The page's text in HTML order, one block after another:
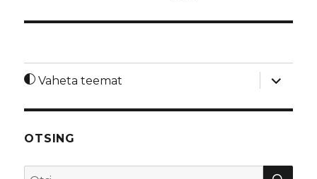
Vaheta teemat
laienda
OTSING
Otsi: